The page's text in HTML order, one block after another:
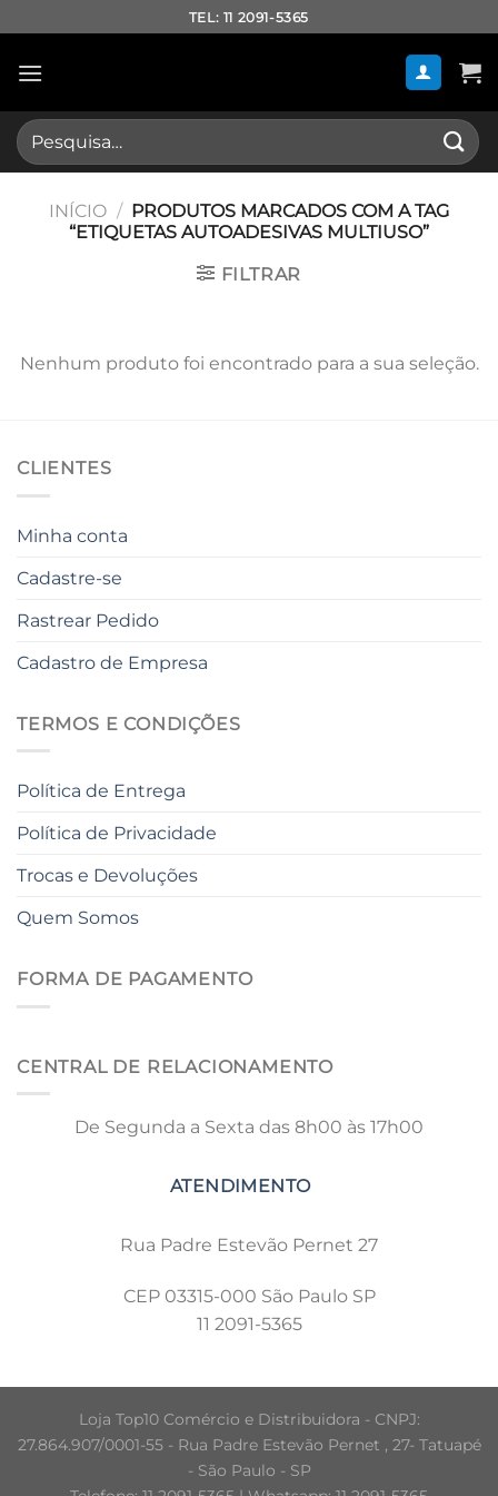
to
content
TEL: 11 2091-5365
Pesquisar
por:
INÍCIO / PRODUTOS MARCADOS COM A TAG
“ETIQUETAS AUTOADESIVAS MULTIUSO”
FILTRAR
Nenhum produto foi encontrado para a sua seleção.
CLIENTES
Minha conta
Cadastre-se
Rastrear Pedido
Cadastro de Empresa
TERMOS E CONDIÇÕES
Política de Entrega
Política de Privacidade
Trocas e Devoluções
Quem Somos
FORMA DE PAGAMENTO
CENTRAL DE RELACIONAMENTO
De Segunda a Sexta das 8h00 às 17h00
Rua Padre Estevão Pernet 27
CEP 03315-000 São Paulo SP
11 2091-5365
Loja Top10 Comércio e Distribuidora - CNPJ:
27.864.907/0001-55 - Rua Padre Estevão Pernet , 27- Tatuapé
- São Paulo - SP